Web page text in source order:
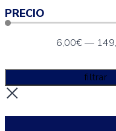
PRECIO
6,00€— 149
filtrar